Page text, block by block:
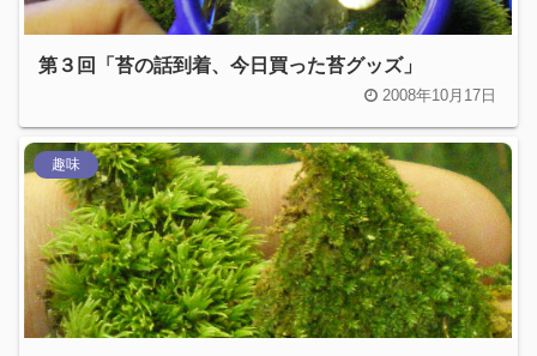
第３回「苔の話到着、今日買った苔グッズ」
2008年10月17日
趣味